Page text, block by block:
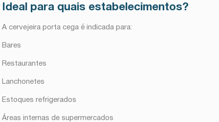
Ideal para quais estabelecimentos?
A cervejeira porta cega é indicada para:
Bares
Restaurantes
Lanchonetes
Estoques refrigerados
Áreas internas de supermercados